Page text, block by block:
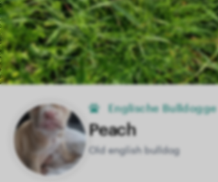
Englische Bulldogge
Peach
Old english bulldog